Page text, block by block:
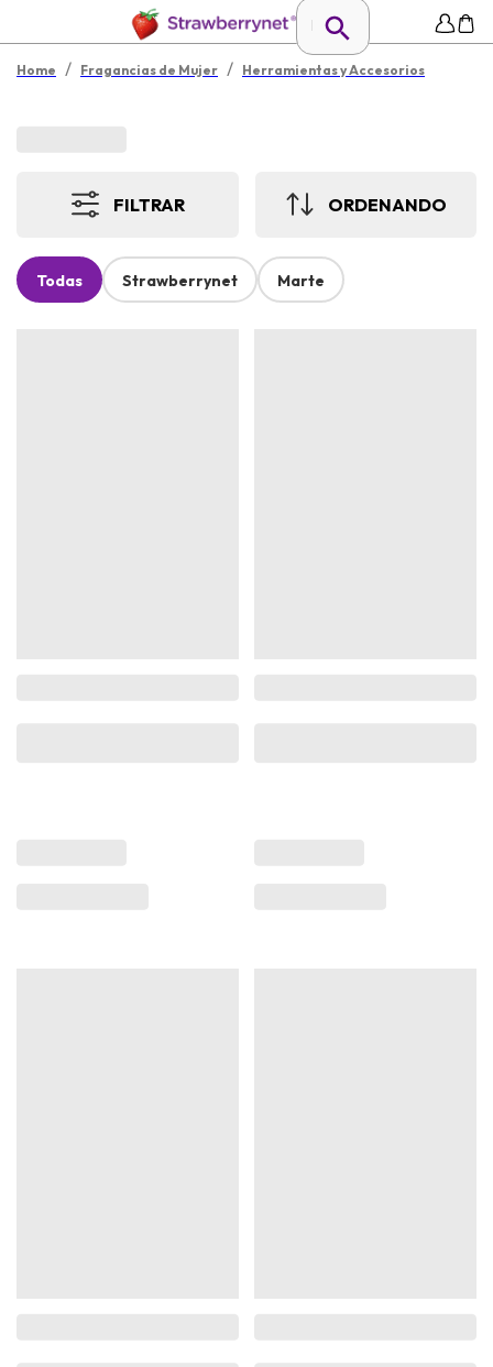
Home / Fragancias de Mujer / Herramientas y Accesorios
FILTRAR ORDENANDO
Todas Strawberrynet Marte